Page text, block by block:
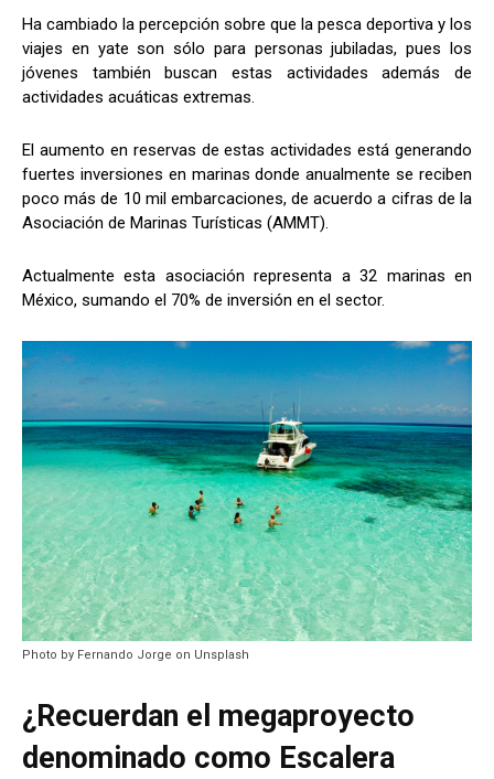
Ha cambiado la percepción sobre que la pesca deportiva y los
viajes en yate son sólo para personas jubiladas, pues los
jóvenes también buscan estas actividades además de
actividades acuáticas extremas.
El aumento en reservas de estas actividades está generando
fuertes inversiones en marinas donde anualmente se reciben
poco más de 10 mil embarcaciones, de acuerdo a cifras de la
Asociación de Marinas Turísticas (AMMT).
Actualmente esta asociación representa a 32 marinas en
México, sumando el 70% de inversión en el sector.
Photo by Fernando Jorge on Unsplash
¿Recuerdan el megaproyecto
denominado como Escalera